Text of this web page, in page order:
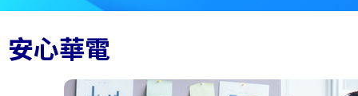
安心華電